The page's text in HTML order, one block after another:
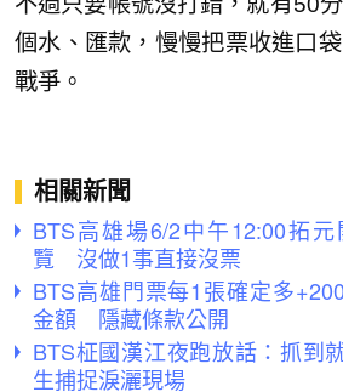
個水、匯款，慢慢把票收進口
戰爭。
相關新聞
BTS高雄場6/2中午12:00拓
覽 沒做1事直接沒票
BTS高雄門票每1張確定多
金額 隱藏條款公開
BTS柾國漢江夜跑放話：抓到
生捕捉淚灑現場